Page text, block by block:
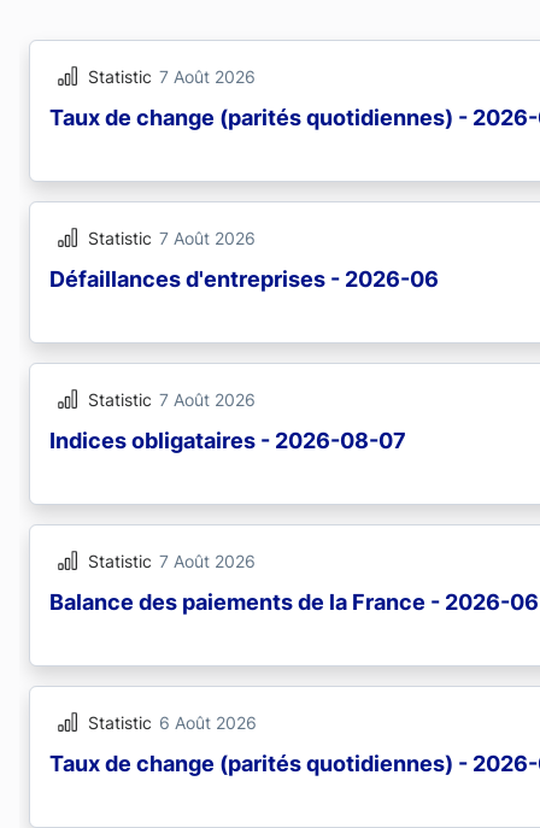
Statistic 7 Août 2026
Taux de change (parités quotidiennes) -
Statistic 7 Août 2026
Défaillances d'entreprises - 2026-06
Statistic 7 Août 2026
Indices obligataires - 2026-08-07
Statistic 7 Août 2026
Balance des paiements de la France - 2026-06
Statistic 6 Août 2026
Taux de change (parités quotidiennes) -